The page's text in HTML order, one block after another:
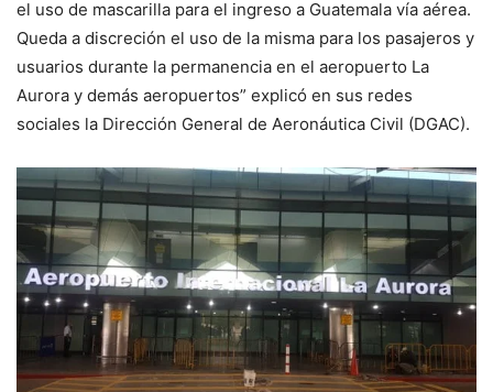
el uso de mascarilla para el ingreso a Guatemala vía aérea.
Queda a discreción el uso de la misma para los pasajeros y
usuarios durante la permanencia en el aeropuerto La
Aurora y demás aeropuertos” explicó en sus redes
sociales la Dirección General de Aeronáutica Civil (DGAC).